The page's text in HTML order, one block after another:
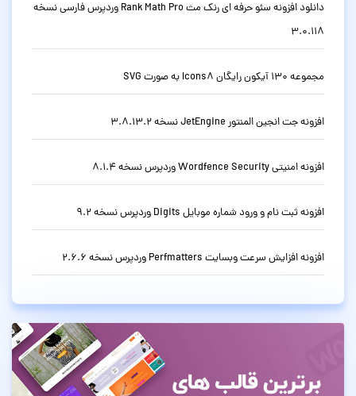
دانلود افزونه سئو حرفه ای رنک مث Rank Math Pro وردپرس فارسی نسخه
3.0.118
مجموعه 130 آیکون رایگان Icons8 به صورت SVG
افزونه جت انجین المنتور JetEngine نسخه 3.8.13.2
افزونه امنیتی Wordfence Security وردپرس نسخه 8.1.4
افزونه ثبت نام و ورود شماره موبایل Digits وردپرس نسخه 9.2
افزونه افزایش سرعت وبسایت Perfmatters وردپرس نسخه 2.6.6